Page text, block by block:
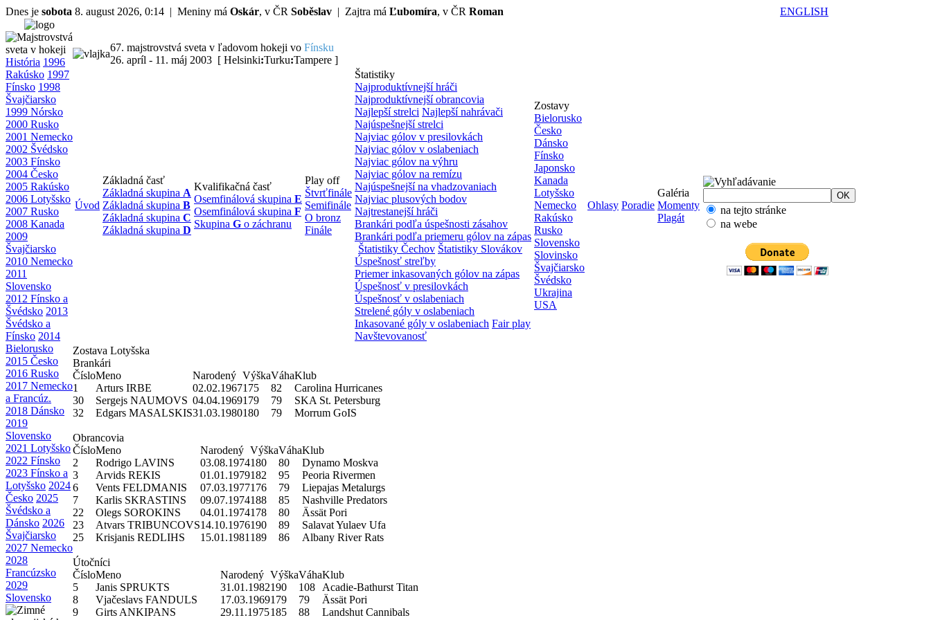
Dnes je sobota 8. august 2026, 0:14 | Meniny má Oskár, v ČR Soběslav | Zajtra má Ľubomíra, v ČR Roman ENGLISH
História 1996
Rakúsko 1997
Fínsko 1998
Švajčiarsko
1999 Nórsko
2000 Rusko
2001 Nemecko
2002 Švédsko
2003 Fínsko
2004 Česko
2005 Rakúsko
2006 Lotyšsko
2007 Rusko
2008 Kanada
2009
Švajčiarsko
2010 Nemecko
2011
Slovensko
2012 Fínsko a
Švédsko 2013
Švédsko a
Fínsko 2014
Bielorusko
2015 Česko
2016 Rusko
2017 Nemecko
a Francúz.
2018 Dánsko
2019
Slovensko
2021 Lotyšsko
2022 Fínsko
2023 Fínsko a
Lotyšsko 2024
Česko 2025
Švédsko a
Dánsko 2026
Švajčiarsko
2027 Nemecko
2028
Francúzsko
2029
Slovensko
67. majstrovstvá sveta v ľadovom hokeji vo Fínsku
26. apríl - 11. máj 2003 [ Helsinki:Turku:Tampere ]
Úvod
Základná časť
Základná skupina A
Základná skupina B
Základná skupina C
Základná skupina D
Kvalifikačná časť
Osemfinálová skupina E
Osemfinálová skupina F
Skupina G o záchranu
Play off
Štvrťfinále
Semifinále
O bronz
Finále
Štatistiky
Najproduktívnejší hráči
Najproduktívnejší obrancovia
Najlepší strelci Najlepší nahrávači
Najúspešnejší strelci
Najviac gólov v presilovkách
Najviac gólov v oslabeniach
Najviac gólov na výhru
Najviac gólov na remízu
Najúspešnejší na vhadzovaniach
Najviac plusových bodov
Najtrestanejší hráči
Brankári podľa úspešnosti zásahov
Brankári podľa priemeru gólov na zápas
Štatistiky Čechov Štatistiky Slovákov
Úspešnosť streľby
Priemer inkasovaných gólov na zápas
Úspešnosť v presilovkách
Úspešnosť v oslabeniach
Strelené góly v oslabeniach
Inkasované góly v oslabeniach Fair play
Navštevovanosť
Zostavy
Bielorusko
Česko
Dánsko
Fínsko
Japonsko
Kanada
Lotyšsko
Nemecko
Rakúsko
Rusko
Slovensko
Slovinsko
Švajčiarsko
Švédsko
Ukrajina
USA
Ohlasy Poradie
Galéria
Momenty
Plagát
Zostava Lotyšska
Brankári
ČísloMeno Narodený VýškaVáhaKlub
1
Arturs IRBE 02.02.1967175 82
Carolina Hurricanes
30
Sergejs NAUMOVS 04.04.1969179 79
SKA St. Petersburg
32
Edgars MASALSKIS31.03.1980180 79 Morrum GoIS
Obrancovia
ČísloMeno Narodený VýškaVáhaKlub
2
Rodrigo LAVINS 03.08.1974180 80
Dynamo Moskva
3
Arvids REKIS 01.01.1979182 95
Peoria Rivermen
6
Vents FELDMANIS 07.03.1977176 79
Liepajas Metalurgs
7
Karlis SKRASTINS 09.07.1974188 85
Nashville Predators
22
Olegs SOROKINS 04.01.1974178 80
Ässät Pori
23
Atvars TRIBUNCOVS14.10.1976190 89
Salavat Yulaev Ufa
25
Krisjanis REDLIHS 15.01.1981 189 86 Albany River Rats
Útočníci
ČísloMeno Narodený VýškaVáhaKlub
5
Janis SPRUKTS 31.01.1982190 108
Acadie-Bathurst Titan
8
Vjačeslavs FANDULS 17.03.1969179 79
Ässät Pori
9
Girts ANKIPANS 29.11.1975185 88
Landshut Cannibals
na tejto stránke
na webe